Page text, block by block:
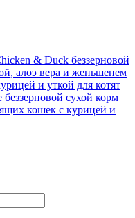
& Duck беззерновой
алоэ вера и женьшенем
и уткой для котят
сухой корм
кошек с курицей и